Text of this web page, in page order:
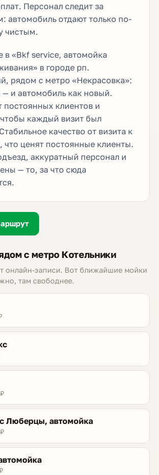
Персонал следит за
автомобиль отдают только по-
чистым.
в «Bkf service, автомойка
в городе рп.
рядом с метро «Некрасовка»:
и автомобиль как новый.
постоянных клиентов и
каждый визит был
качество от визита к
что ценят постоянные клиенты.
аккуратный персонал и
— то, за что сюда
с метро Котельники
онлайн-записи. Вот ближайшие мойки
там свободнее.
Люберцы, автомойка